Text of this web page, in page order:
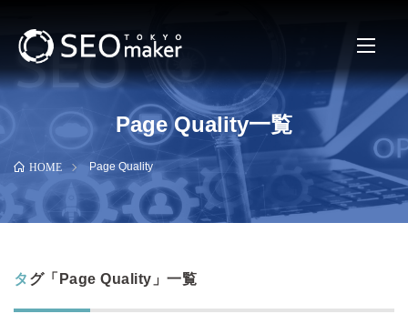
Page Quality一覧
HOME Page Quality
タグ「Page Quality」一覧